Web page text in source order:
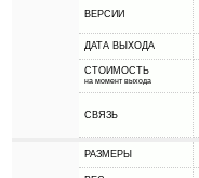
ВЕРСИИ
ДАТА ВЫХОДА
СТОИМОСТЬ
на момент выхода
СВЯЗЬ
РАЗМЕРЫ